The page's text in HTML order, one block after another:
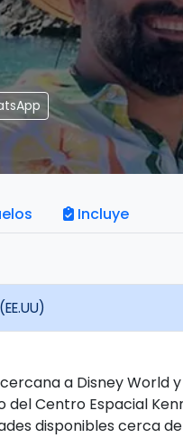
Incluye
a Disney World
Centro Espacial
disponibles cerca